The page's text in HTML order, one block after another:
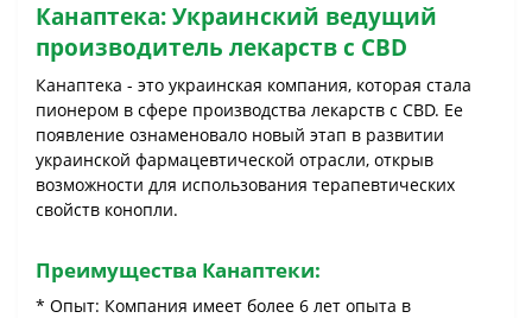
Канаптека: Украинский ведущий
производитель лекарств с CBD
Канаптека - это украинская компания, которая стала
пионером в сфере производства лекарств с CBD. Ее
появление ознаменовало новый этап в развитии
украинской фармацевтической отрасли, открыв
возможности для использования терапевтических
свойств конопли.
Преимущества Канаптеки:
* Опыт: Компания имеет более 6 лет опыта в